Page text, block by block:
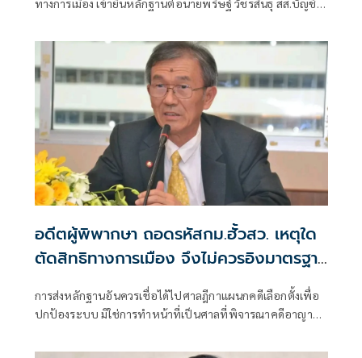
ทางการเมือง เข้ายื่นหลักฐานต่อนายพริษฐ์ วัชรสินธุ สส.บัญชี
กรรมการประสานงานพรรคร่วมฝ่ายค้าน (วิปฝ่ายค้าน)
อดีตผู้พิพากษา ถอดรหัสกม.ฮั้วสว. เหตุใด
ตัดสิทธิทางการเมือง จึงไม่ควรอิงมาตรฐาน
เดียวกับคดีอาญา
การส่งหลักฐานอันควรเชื่อได้ไปศาลฎีกาแผนกคดีเลือกตั้งเพื่อ
ปกป้องระบบ มิใช่การทำหน้าที่เป็นศาลที่พิจารณาคดีอาญา